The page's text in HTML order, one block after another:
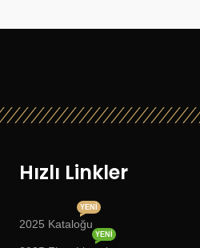
Hızlı Linkler
2025 Kataloğu
YENI
YENI